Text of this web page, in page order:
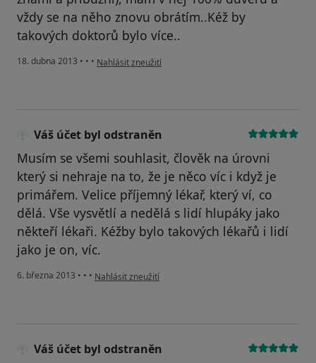
vždy se na něho znovu obrátím..Kéž by
takových doktorů bylo více..
18. dubna 2013 • • • podle názoru uživatele Váš účet byl odstraněn
Nahlásit zneužití
Váš účet byl odstraněn
Musím se všemi souhlasit, člověk na úrovni
který si nehraje na to, že je něco víc i když je
primářem. Velice příjemný lékař, který ví, co
dělá. Vše vysvětlí a nedělá s lidí hlupáky jako
někteří lékaři. Kéžby bylo takových lékařů i lidí
jako je on, víc.
6. března 2013 • • • podle názoru uživatele Váš účet byl odstraněn
Nahlásit zneužití
Váš účet byl odstraněn